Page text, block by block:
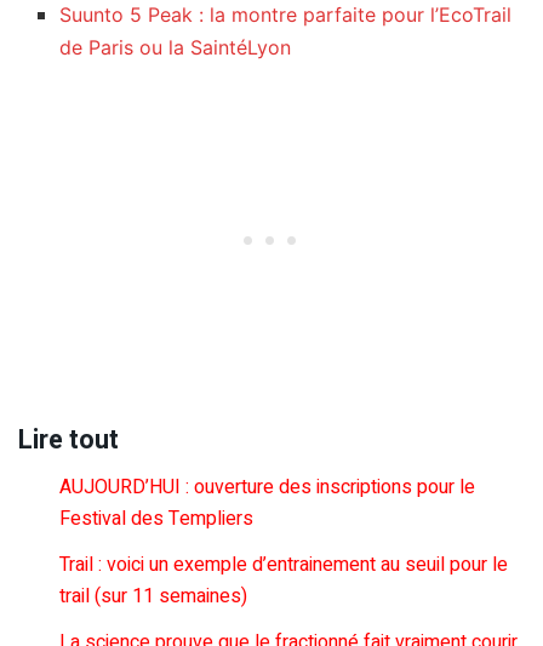
Suunto 5 Peak : la montre parfaite pour l’EcoTrail
de Paris ou la SaintéLyon
Lire tout
AUJOURD’HUI : ouverture des inscriptions pour le
Festival des Templiers
Trail : voici un exemple d’entrainement au seuil pour le
trail (sur 11 semaines)